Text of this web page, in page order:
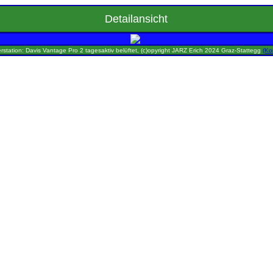
Detailansicht
Davis Vantage Pro 2 tagesaktiv belüftet, (c)opyright JARZ Erich 2024 Graz-Stattegg